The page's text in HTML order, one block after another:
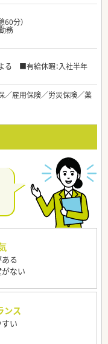
60分）
務
る ■有給休暇：入社半年
／雇用保険／労災保険／薬
る
ない
ンス
い